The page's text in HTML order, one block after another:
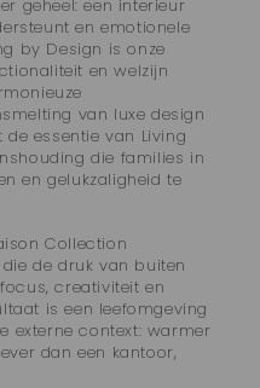
geheel: een interieur
en emotionele
by Design is onze
en welzijn
van luxe design
essentie van Living
die families in
en gelukzaligheid te
Collection
de druk van buiten
creativiteit en
is een leefomgeving
externe context: warmer
dan een kantoor,